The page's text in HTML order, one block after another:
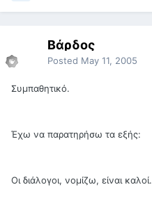
Βάρδος
Posted May 11, 2005
Συμπαθητικό.
Έχω να παρατηρήσω τα εξής:
Οι διάλογοι, νομίζω, είναι καλοί.